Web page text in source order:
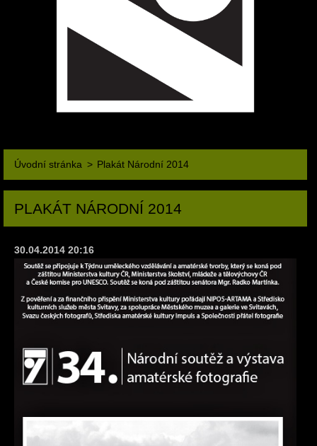
Úvodní stránka > Plakát Národní 2014
PLAKÁT NÁRODNÍ 2014
30.04.2014 20:16